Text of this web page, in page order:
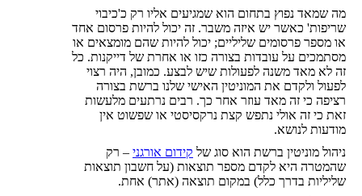
מה שמאד נפוץ בתחום הוא שמגיעים אליו רק כ'כיבוי
שריפות' כאשר יש איזה משבר. זה יכול להיות פרסום אחד
או מספר פרסומים שליליים; יכול להיות שהם מומצאים או
מסתמכים על עובדות בצורה כזו או אחרת של דייקנות. כל
זה לא מאד משנה לפעולות שיש לבצע. כמובן, היה רצוי
לפעול ולקדם את המוניטין האישי שלנו ברשת בצורה
רציפה כי זה מאד עוזר אחר כך. רבים נרתעים מלעשות
זאת כי זה אולי נתפש קצת נרקסיסטי או שפשוט אין
מודעות לנושא.
ניהול מוניטין ברשת הוא סוג של קידום אורגני – רק
שהמטרה היא לקדם מספר תוצאות (על חשבון תוצאות
שליליות בדרך כלל) במקום תוצאה (אתר) אחת.